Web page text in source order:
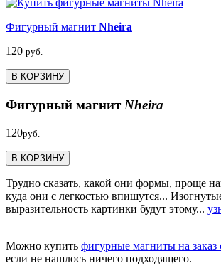
Фигурный магнит Nheira
120 руб.
В КОРЗИНУ
Фигурный магнит Nheira
120руб.
В КОРЗИНУ
Трудно сказать, какой они формы, проще
куда они с легкостью впишутся...
выразительность картинки будут этому...
Можно купить фигурные магниты на
если не нашлось ничего подходящего.